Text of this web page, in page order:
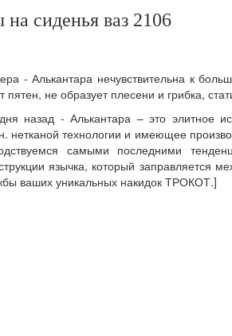
сиденья ваз 2106
- Алькантара нечувствительна к
пятен, не образует плесени и грибка,
назад - Алькантара – это элитное
нетканой технологии и имеющее
самыми последними
язычка, который
ваших уникальных накидок ТРОКОТ.]